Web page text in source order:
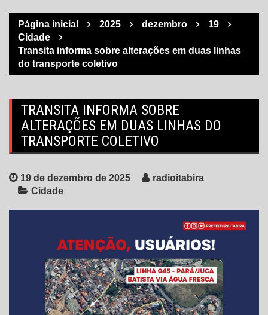
Página inicial 2025 dezembro
19
Cidade
Transita informa sobre alterações em duas linhas
do transporte coletivo
TRANSITA INFORMA SOBRE
ALTERAÇÕES EM DUAS LINHAS DO
TRANSPORTE COLETIVO
19 de dezembro de 2025
radioitabira
Cidade